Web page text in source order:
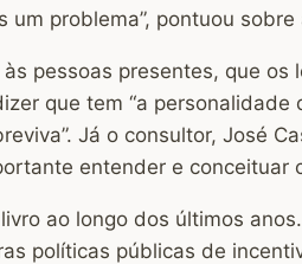
problema”, pontuou
pessoas presentes, que
que tem “a
Já o consultor, José
entender e conceituar
ao longo dos últimos
políticas públicas de